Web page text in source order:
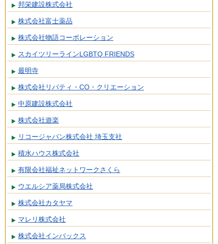
邦栄建設株式会社
株式会社富士薬品
株式会社物語コーポレーション
スカイツリーラインLGBTQ FRIENDS
最明寺
株式会社リバティ・CO・クリエーション
中原建設株式会社
株式会社遊楽
リコージャパン株式会社 埼玉支社
積水ハウス株式会社
有限会社福祉ネットワークさくら
ウエルシア薬局株式会社
株式会社カタヤマ
マレリ株式会社
株式会社インバックス